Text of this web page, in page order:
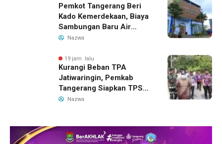
Pemkot Tangerang Beri
Kado Kemerdekaan, Biaya
Sambungan Baru Air
Bersih Dipangkas Jadi
Nazwa
19 jam lalu
Kurangi Beban TPA
Jatiwaringin, Pemkab
Tangerang Siapkan TPS3R
Baru di Tigaraksa
Nazwa